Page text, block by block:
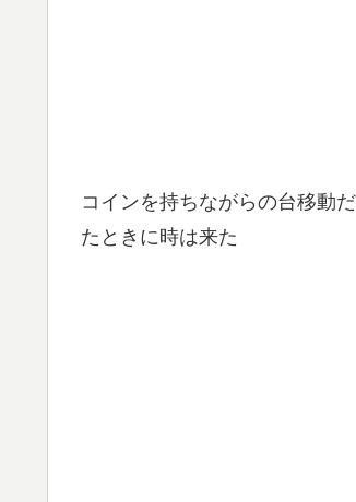
コインを持ちながらの台移動
たときに時は来た